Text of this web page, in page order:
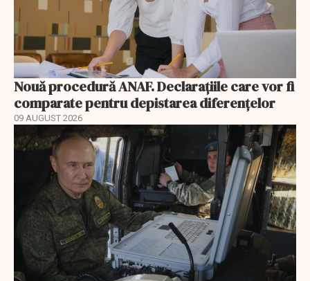
Nouă procedură ANAF. Declarațiile care vor fi
comparate pentru depistarea diferențelor
09 AUGUST 2026